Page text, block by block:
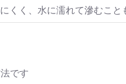
くく、水に濡れて滲むこと
です